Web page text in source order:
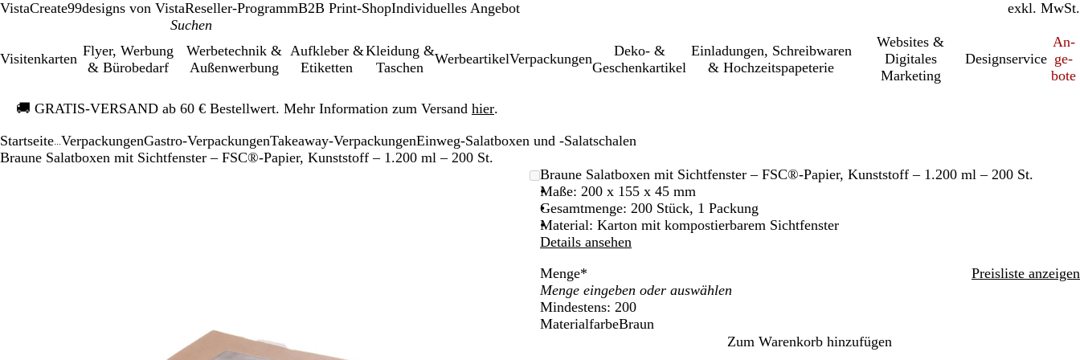
VistaCreate99designs von VistaReseller-ProgrammB2B Print-ShopIndividuelles Angebot inkl. MwSt.
exkl. MwSt.
Visitenkarten
Flyer, Werbung
& Bürobedarf
Werbetechnik &
Außenwerbung
Aufkleber &
Etiketten
Kleidung &
Taschen
WerbeartikelVerpackungen
Deko- &
Geschenkartikel
Einl­a­dung­en, Schreib­wa­ren
& Hochzeitspapeterie
Websites &
Digitales
Marketing
Designservice
An­­
ge­­
bo­­te
🚚 GRATIS-VERSAND ab 60 € Bestellwert. Mehr Information zum Versand hier.
1
Startseite VerpackungenGastro-VerpackungenTakeaway-VerpackungenEinweg-Salatboxen und -Salatschalen
Braune Salatboxen mit Sichtfenster – FSC®-Papier, Kunststoff – 1.200 ml – 200 St.
die
Braune Salatboxen mit Sichtfenster – FSC®-Papier, Kunststoff – 1.200 ml – 200 St.
Maße: 200 x 155 x 45 mm
Gesamtmenge: 200 Stück, 1 Packung
Material: Karton mit kompostierbarem Sichtfenster
Details ansehen
Menge* Preisliste anzeigen
Mindestens: 200
MaterialfarbeBraun
Zum Warenkorb hinzufügen